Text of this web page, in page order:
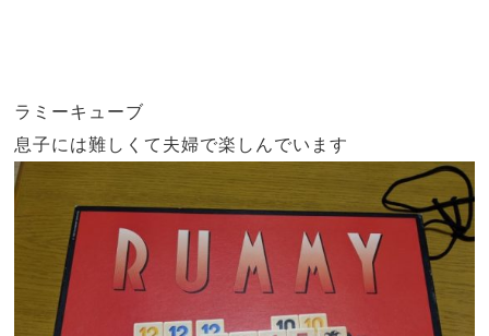
ラミーキューブ
息子には難しくて夫婦で楽しんでいます